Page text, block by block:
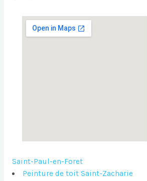
Saint-Paul-en-Foret
Peinture de toit Saint-Zacharie